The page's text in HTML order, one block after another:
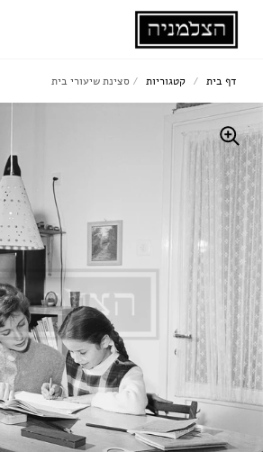
דף בית / קטגוריות / סצינת שיעורי בית